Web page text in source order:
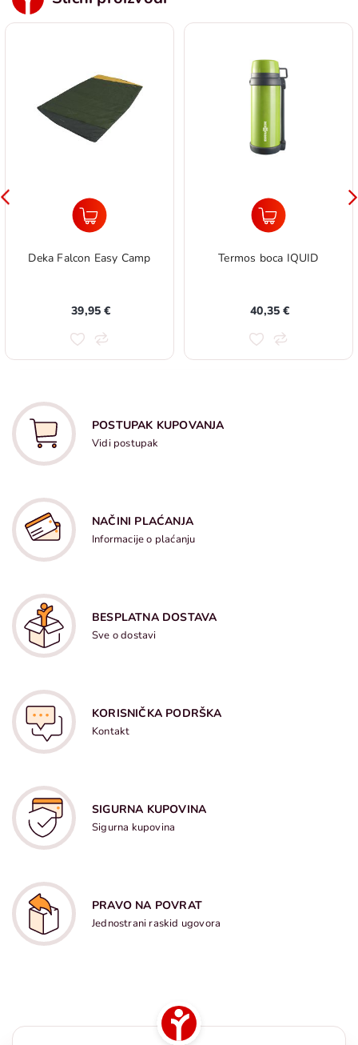
Deka Falcon Easy Camp
39,95 €
Termos boca IQUID
40,35 €
POSTUPAK KUPOVANJA
Vidi postupak
NAČINI PLAĆANJA
Informacije o plaćanju
BESPLATNA DOSTAVA
Sve o dostavi
KORISNIČKA PODRŠKA
Kontakt
SIGURNA KUPOVINA
Sigurna kupovina
PRAVO NA POVRAT
Jednostrani raskid ugovora